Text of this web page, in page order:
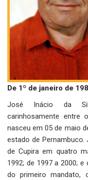
De 1º de janeiro de
José Inácio da
carinhosamente entre
nasceu em 05 de maio
estado de
de Cupira em quatro
1992; de 1997 a 2000;
do primeiro mandato,